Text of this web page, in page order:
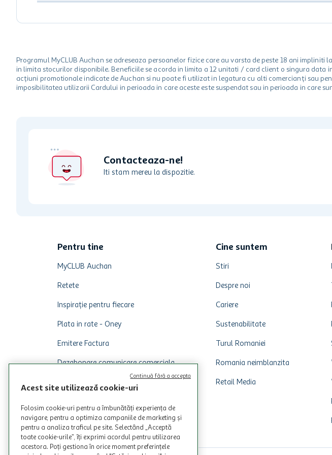
Programul MyCLUB Auchan se adreseaza persoanelor fizice care au varsta de peste 18 ani
in limita stocurilor disponibile. Beneficiile se acorda in limita a 12 unitati / card client o singura
acțiuni promotionale indicate de Auchan si nu poate fi utilizat in legatura cu alti comercianți sau
imposibilitatea utilizarii Cardului in perioada in care aceste este suspendat sau in perioada in care
Contacteaza-ne!
Iti stam mereu la dispozitie.
Pentru tine
MyCLUB Auchan
Retete
Inspirație pentru fiecare
Plata in rate - Oney
Emitere Factura
Dezabonare comunicare comerciala
Cine suntem
Stiri
Despre noi
Cariere
Sustenabilitate
Turul Romaniei
Romania neimblanzita
Retail Media
Acest site utilizează cookie-uri
Folosim cookie-uri pentru a îmbunătăți experiența de
navigare, pentru a optimiza campaniile de marketing și
pentru a analiza traficul pe site. Selectând „Acceptă
toate cookie-urile”, îți exprimi acordul pentru utilizarea
acestora. Poți gestiona în orice moment preferințele
Continuă fără a accepta